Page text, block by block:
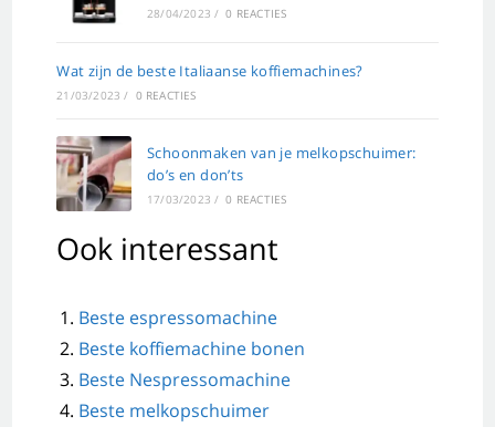
28/04/2023 / 0 REACTIES
Wat zijn de beste Italiaanse koffiemachines?
21/03/2023 / 0 REACTIES
Schoonmaken van je melkopschuimer:
do’s en don’ts
17/03/2023 / 0 REACTIES
Ook interessant
Beste espressomachine
Beste koffiemachine bonen
Beste Nespressomachine
Beste melkopschuimer